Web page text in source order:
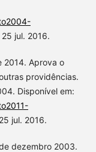
jul. 2016.
2014. Aprova o
providências.
Disponível em:
jul. 2016.
dezembro 2003.